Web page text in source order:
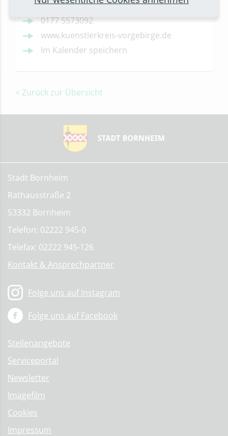
0177 5573092
www.kuenstlerkreis-vorgebirge.de
Im Kalender speichern
< Zurück zur Übersicht
Stadt Bornheim
Rathausstraße 2
53332 Bornheim
Telefon: 02222 945-0
Telefax: 02222 945-126
Kontakt & Ansprechpartner
Folge uns auf Instagram
Folge uns auf Facebook
Stellenangebote
Serviceportal
Newsletter
Imagefilm
Cookies
Impressum